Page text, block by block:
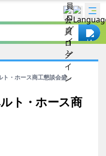
ト・ホース商工懇談会盛...
ト・ホース商